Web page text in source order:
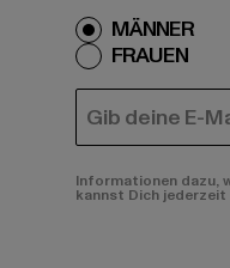
MÄNNER
FRAUEN
E-MAIL
Informationen dazu,
kannst Dich